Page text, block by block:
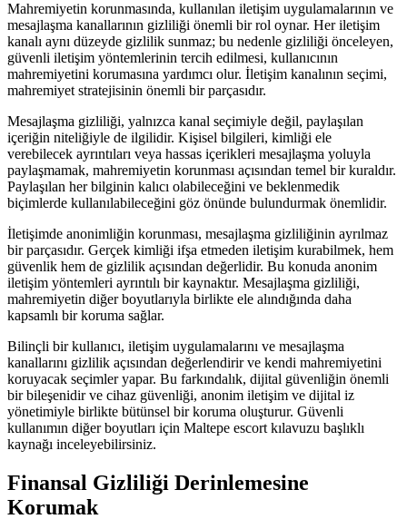
Mahremiyetin korunmasında, kullanılan iletişim uygulamalarının ve
mesajlaşma kanallarının gizliliği önemli bir rol oynar. Her iletişim
kanalı aynı düzeyde gizlilik sunmaz; bu nedenle gizliliği önceleyen,
güvenli iletişim yöntemlerinin tercih edilmesi, kullanıcının
mahremiyetini korumasına yardımcı olur. İletişim kanalının seçimi,
mahremiyet stratejisinin önemli bir parçasıdır.
Mesajlaşma gizliliği, yalnızca kanal seçimiyle değil, paylaşılan
içeriğin niteliğiyle de ilgilidir. Kişisel bilgileri, kimliği ele
verebilecek ayrıntıları veya hassas içerikleri mesajlaşma yoluyla
paylaşmamak, mahremiyetin korunması açısından temel bir kuraldır.
Paylaşılan her bilginin kalıcı olabileceğini ve beklenmedik
biçimlerde kullanılabileceğini göz önünde bulundurmak önemlidir.
İletişimde anonimliğin korunması, mesajlaşma gizliliğinin ayrılmaz
bir parçasıdır. Gerçek kimliği ifşa etmeden iletişim kurabilmek, hem
güvenlik hem de gizlilik açısından değerlidir. Bu konuda anonim
iletişim yöntemleri ayrıntılı bir kaynaktır. Mesajlaşma gizliliği,
mahremiyetin diğer boyutlarıyla birlikte ele alındığında daha
kapsamlı bir koruma sağlar.
Bilinçli bir kullanıcı, iletişim uygulamalarını ve mesajlaşma
kanallarını gizlilik açısından değerlendirir ve kendi mahremiyetini
koruyacak seçimler yapar. Bu farkındalık, dijital güvenliğin önemli
bir bileşenidir ve cihaz güvenliği, anonim iletişim ve dijital iz
yönetimiyle birlikte bütünsel bir koruma oluşturur. Güvenli
kullanımın diğer boyutları için Maltepe escort kılavuzu başlıklı
kaynağı inceleyebilirsiniz.
Finansal Gizliliği Derinlemesine
Korumak